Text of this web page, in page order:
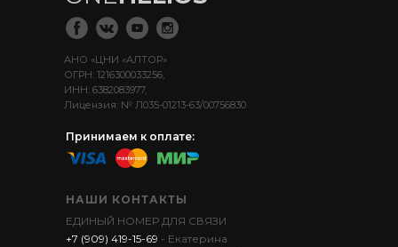
ЕДИНЫЙ НОМЕР ДЛЯ СВЯЗИ
+7 (909) 419-15-69 - Екатерина
НАШИ КОНТАКТЫ
АНО «ЦНИ «АЛТОР»
ОГРН: 1216300033256,
ИНН: 6382083977,
Лицензия: № Л035-01213-63/00756830
Принимаем к оплате: